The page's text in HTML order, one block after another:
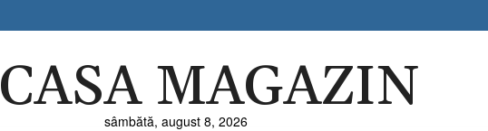
CASA MAGAZIN
sâmbătă, august 8, 2026